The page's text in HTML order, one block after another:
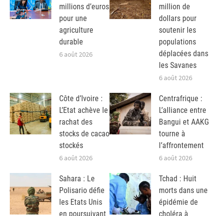
millions d’euros
pour une
agriculture
durable
6 août 2026
million de
dollars pour
soutenir les
populations
déplacées dans
les Savanes
6 août 2026
Côte d’Ivoire :
L’Etat achève le
rachat des
stocks de cacao
stockés
6 août 2026
Centrafrique :
L’alliance entre
Bangui et AAKG
tourne à
l’affrontement
6 août 2026
Sahara : Le
Polisario défie
les Etats Unis
en poursuivant
Tchad : Huit
morts dans une
épidémie de
choléra à